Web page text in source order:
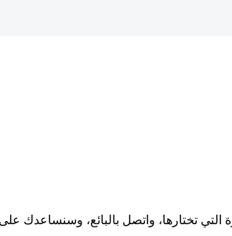
تختارها، واتصل بالبائع، وسنساعدك